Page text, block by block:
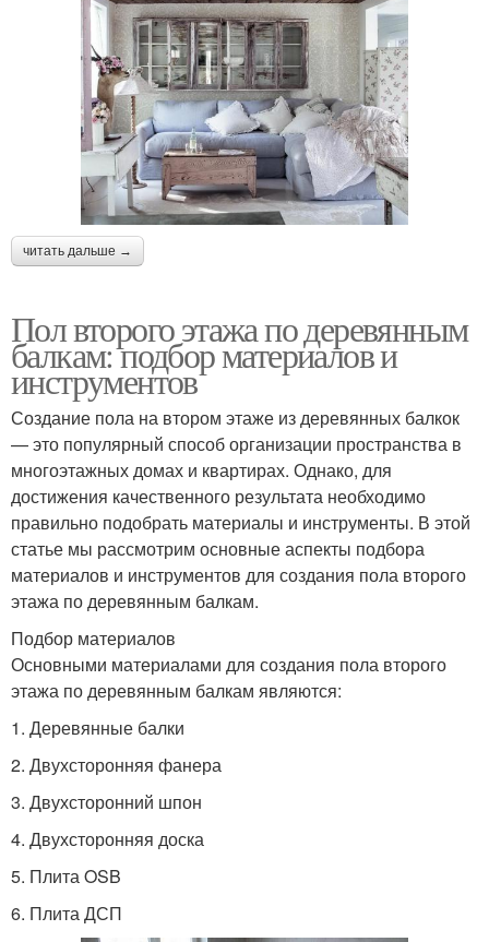
читать дальше →
Пол второго этажа по деревянным
балкам: подбор материалов и
инструментов
Создание пола на втором этаже из деревянных балкок
— это популярный способ организации пространства в
многоэтажных домах и квартирах. Однако, для
достижения качественного результата необходимо
правильно подобрать материалы и инструменты. В этой
статье мы рассмотрим основные аспекты подбора
материалов и инструментов для создания пола второго
этажа по деревянным балкам.
Подбор материалов
Основными материалами для создания пола второго
этажа по деревянным балкам являются:
1. Деревянные балки
2. Двухсторонняя фанера
3. Двухсторонний шпон
4. Двухсторонняя доска
5. Плита OSB
6. Плита ДСП